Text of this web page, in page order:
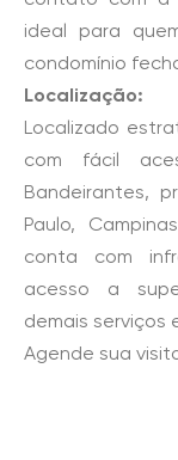
ideal para
condomínio
Localização:
Localizado
com fácil
Bandeirantes,
Paulo,
conta com
acesso a
demais serviços
Agende sua